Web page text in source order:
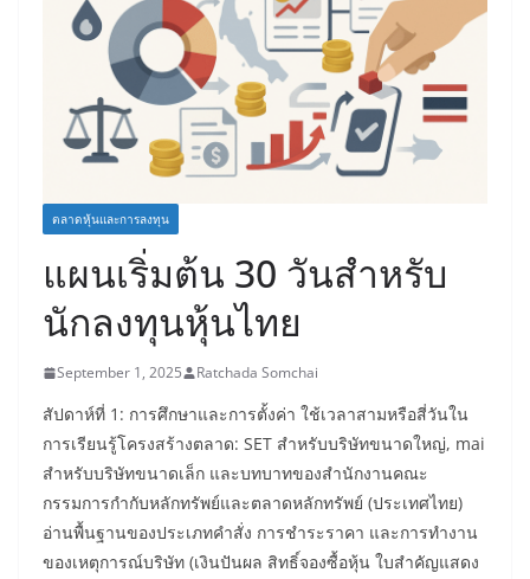
ตลาดหุ้นและการลงทุน
แผนเริ่มต้น 30 วันสำหรับ
นักลงทุนหุ้นไทย
September 1, 2025 Ratchada Somchai
สัปดาห์ที่ 1: การศึกษาและการตั้งค่า ใช้เวลาสามหรือสี่วันใน
การเรียนรู้โครงสร้างตลาด: SET สำหรับบริษัทขนาดใหญ่, mai
สำหรับบริษัทขนาดเล็ก และบทบาทของสำนักงานคณะ
กรรมการกำกับหลักทรัพย์และตลาดหลักทรัพย์ (ประเทศไทย)
อ่านพื้นฐานของประเภทคำสั่ง การชำระราคา และการทำงาน
ของเหตุการณ์บริษัท (เงินปันผล สิทธิ์จองซื้อหุ้น ใบสำคัญแสดง